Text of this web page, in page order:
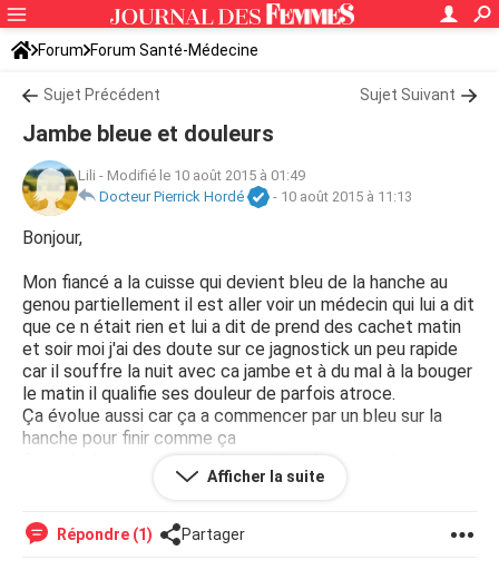
Forum Forum Santé-Médecine
Symptômes et maladies courantes
Sujet Précédent Sujet Suivant
Jambe bleue et douleurs
Lili - Modifié le 10 août 2015 à 01:49
Docteur Pierrick Hordé
- 10 août 2015 à 11:13
Bonjour,
Mon fiancé a la cuisse qui devient bleu de la hanche au
genou partiellement il est aller voir un médecin qui lui a dit
que ce n était rien et lui a dit de prend des cachet matin
et soir moi j'ai des doute sur ce jagnostick un peu rapide
car il souffre la nuit avec ca jambe et à du mal à la bouger
le matin il qualifie ses douleur de parfois atroce.
Ça évolue aussi car ça a commencer par un bleu sur la
hanche pour finir comme ça
Si quelqu'un pourrais me donner des réponse même si je
sais que le monde n est pas qualifié en médecine merci de
Afficher la suite
Répondre (1) Partager